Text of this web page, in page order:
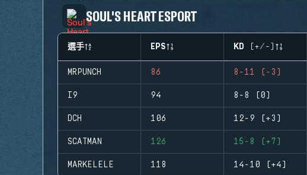
SOUL'S HEART ESPORT
選手 EPS KD (+/-)
MRPUNCH 86 8-11 (-3)
I9 94 8-8 (0)
DCH 106 12-9 (+3)
SCATMAN 126 15-8 (+7)
MARKELELE 118 14-10 (+4)